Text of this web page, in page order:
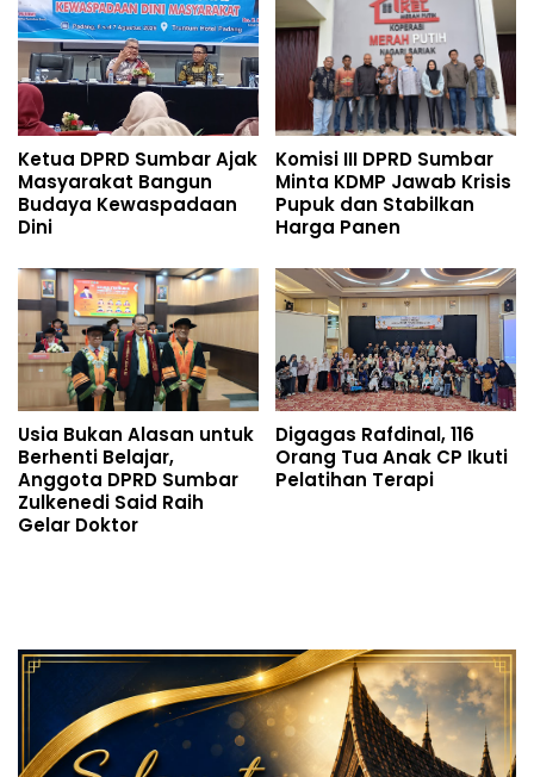
Ketua DPRD Sumbar Ajak
Masyarakat Bangun
Budaya Kewaspadaan
Dini
Komisi III DPRD Sumbar
Minta KDMP Jawab Krisis
Pupuk dan Stabilkan
Harga Panen
Usia Bukan Alasan untuk
Berhenti Belajar,
Anggota DPRD Sumbar
Zulkenedi Said Raih
Gelar Doktor
Digagas Rafdinal, 116
Orang Tua Anak CP Ikuti
Pelatihan Terapi